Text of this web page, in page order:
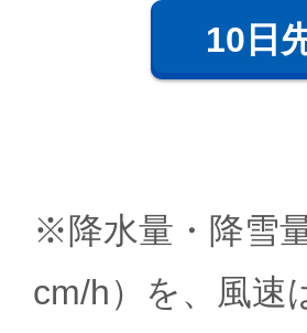
10日
※降水量・降雪
cm/h）を、風速